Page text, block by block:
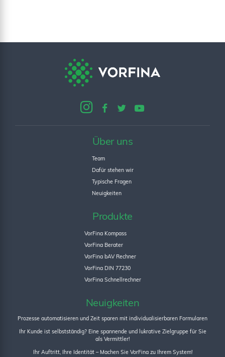
Über uns
Team
Dafür stehen wir
Typische Fragen
Neuigkeiten
Produkte
VorFina Kompass
VorFina Berater
VorFina bAV Rechner
VorFina DIN 77230
VorFina Schnellrechner
Neuigkeiten
Prozesse automatisieren und Zeit sparen mit individualisierbaren Formularen
Ihr Kunde ist selbstständig? Eine spannende und lukrative Zielgruppe für Sie
als Vermittler!
Ihr Auftritt, Ihre Identität – Machen Sie VorFina zu Ihrem System!